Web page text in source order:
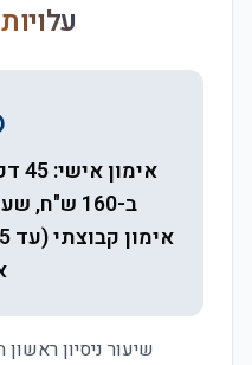
ב-160 ש"ח, שעה וחצי ב-180 ש"ח.
שיעור ניסיון